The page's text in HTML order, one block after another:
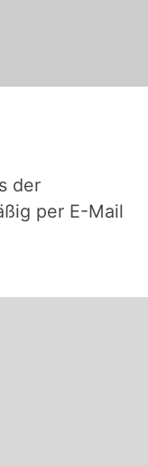
der
per E-Mail